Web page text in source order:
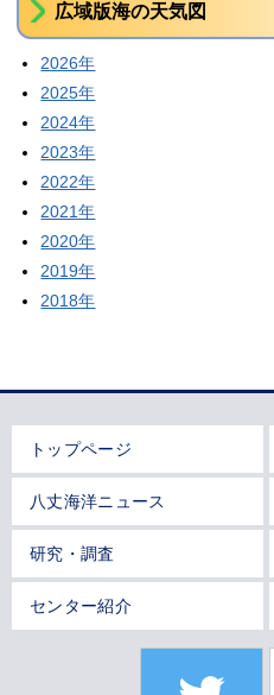
広域版海の天気図
2026年
2025年
2024年
2023年
2022年
2021年
2020年
2019年
2018年
トップページ
八丈海洋ニュース
研究・調査
センター紹介